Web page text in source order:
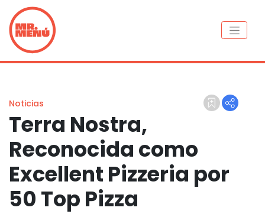
Noticias
Terra Nostra,
Reconocida como
Excellent Pizzeria por
50 Top Pizza